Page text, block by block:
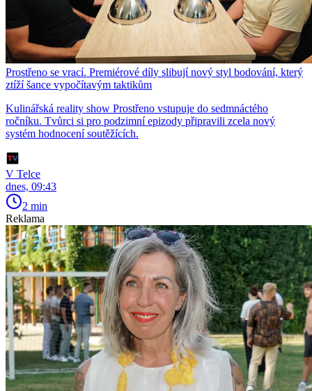
Prostřeno se vrací. Premiérové díly slibují nový styl bodování, který
ztíží šance vypočítavým taktikům
Kulinářská reality show Prostřeno vstupuje do sedmnáctého
ročníku. Tvůrci si pro podzimní epizody připravili zcela nový
systém hodnocení soutěžících.
V Telce
dnes, 09:43
2 min
Reklama